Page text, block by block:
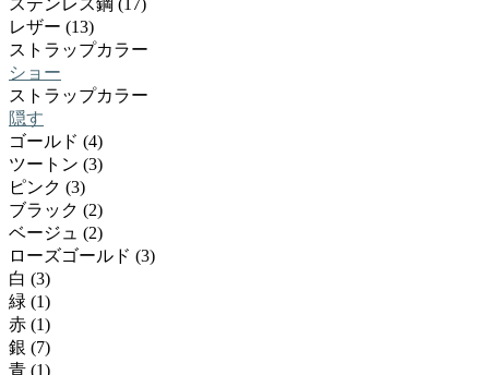
ステンレス鋼 (17)
レザー (13)
ストラップカラー
ショー
ストラップカラー
隠す
ゴールド (4)
ツートン (3)
ピンク (3)
ブラック (2)
ベージュ (2)
ローズゴールド (3)
白 (3)
緑 (1)
赤 (1)
銀 (7)
青 (1)